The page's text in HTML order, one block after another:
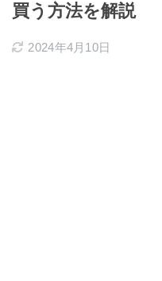
買う方法を解説
2024年4月10日